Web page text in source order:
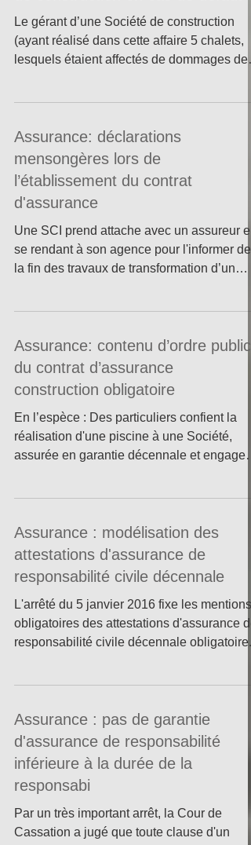
Le gérant d’une Société de construction
(ayant réalisé dans cette affaire 5 chalets,
lesquels étaient affectés de dommages de
Assurance: déclarations
mensongères lors de
l’établissement du contrat
d'assurance
Une SCI prend attache avec un assureur en
se rendant à son agence pour l'informer de
la fin des travaux de transformation d’un
Assurance: contenu d’ordre public
du contrat d’assurance
construction obligatoire
En l’espèce : Des particuliers confient la
réalisation d'une piscine à une Société,
assurée en garantie décennale et engagent
Assurance : modélisation des
attestations d'assurance de
responsabilité civile décennale
L'arrêté du 5 janvier 2016 fixe les mentions
obligatoires des attestations d'assurance de
responsabilité civile décennale
Assurance : pas de garantie
d'assurance de responsabilité
inférieure à la durée de la
responsabi
Par un très important arrêt, la Cour de
Cassation a jugé que toute clause d'un